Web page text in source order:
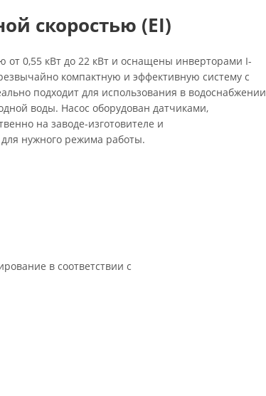
скоростью (EI)
от 0,55 кВт до 22 кВт и оснащены инверторами I-
компактную и эффективную систему с
подходит для использования в водоснабжении
воды. Насос оборудован датчиками,
на заводе-изготовителе и
нужного режима работы.
в соответствии с